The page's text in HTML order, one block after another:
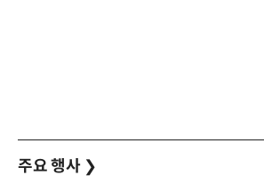
주요 행사 ❯